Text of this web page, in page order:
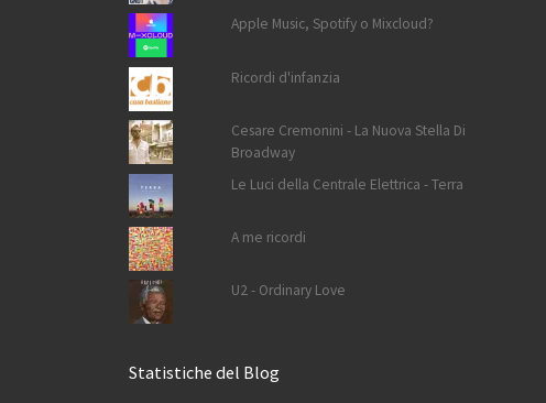
Apple Music, Spotify o Mixcloud?
Ricordi d'infanzia
Cesare Cremonini - La Nuova Stella Di
Broadway
Le Luci della Centrale Elettrica - Terra
A me ricordi
U2 - Ordinary Love
Statistiche del Blog